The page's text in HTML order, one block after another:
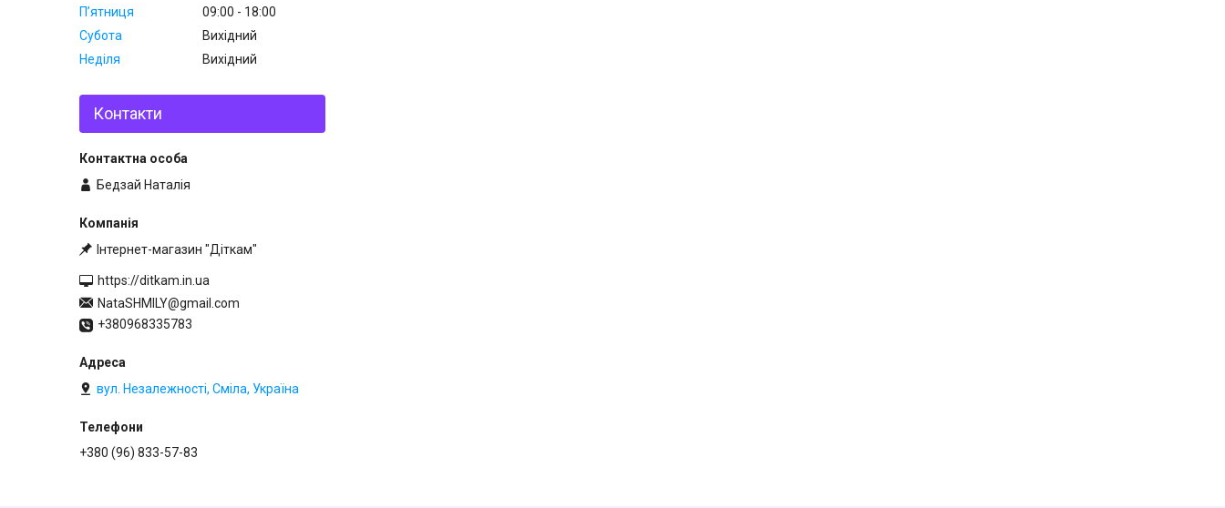
Пʼятниця
09:00
18:00
Субота
Вихідний
Неділя
Вихідний
Контакти
Бедзай Наталія
Інтернет-магазин "Діткам"
https://ditkam.in.ua
NataSHMILY@gmail.com
+380968335783
вул. Незалежності, Сміла, Україна
+380 (96) 833-57-83